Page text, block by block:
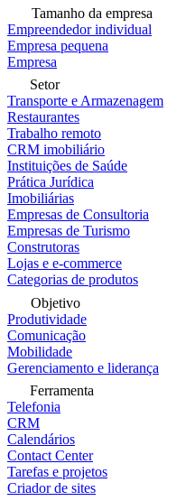
Tamanho da empresa
Empreendedor individual
Empresa pequena
Empresa
Setor
Transporte e Armazenagem
Restaurantes
Trabalho remoto
CRM imobiliário
Instituições de Saúde
Prática Jurídica
Imobiliárias
Empresas de Consultoria
Empresas de Turismo
Construtoras
Lojas e e-commerce
Categorias de produtos
Objetivo
Produtividade
Comunicação
Mobilidade
Gerenciamento e liderança
Ferramenta
Telefonia
CRM
Calendários
Contact Center
Tarefas e projetos
Criador de sites